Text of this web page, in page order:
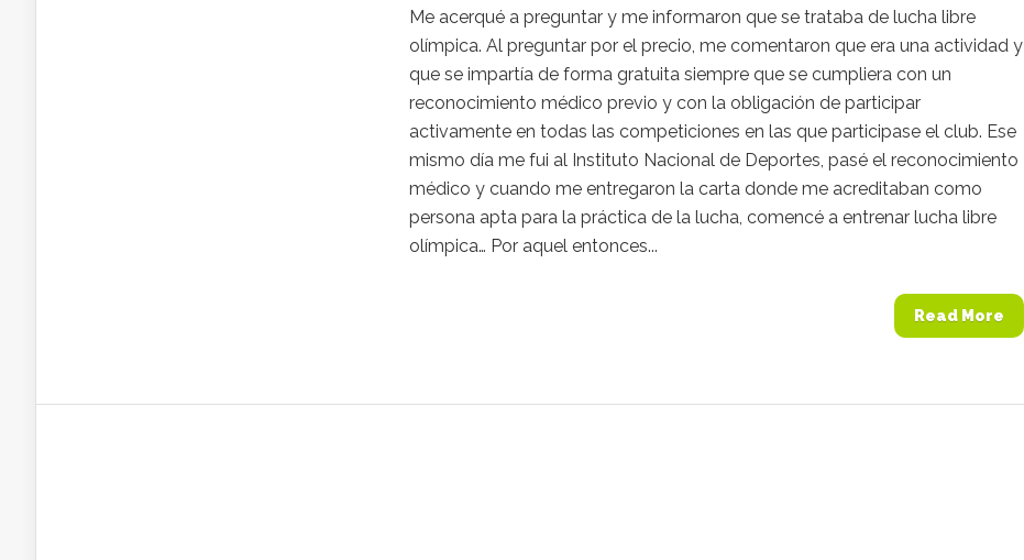
Me acerqué a preguntar y me informaron que se trataba de lucha libre
olímpica. Al preguntar por el precio, me comentaron que era una actividad y
que se impartía de forma gratuita siempre que se cumpliera con un
reconocimiento médico previo y con la obligación de participar
activamente en todas las competiciones en las que participase el club. Ese
mismo día me fui al Instituto Nacional de Deportes, pasé el reconocimiento
médico y cuando me entregaron la carta donde me acreditaban como
persona apta para la práctica de la lucha, comencé a entrenar lucha libre
olímpica… Por aquel entonces...
Read More